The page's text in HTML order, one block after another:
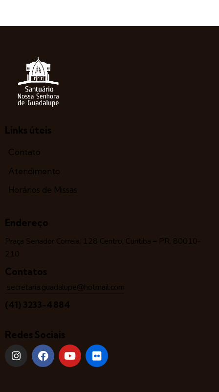
Links úteis
Contato
Atendimento
Horários de Missas
Endereço
Praça Senador Correia, 128 Centro, Curitiba – PR, 80010-
210
Contatos
secretaria.guadalupe@hotmail.com
(41) 3233-4884
Redes Sociais